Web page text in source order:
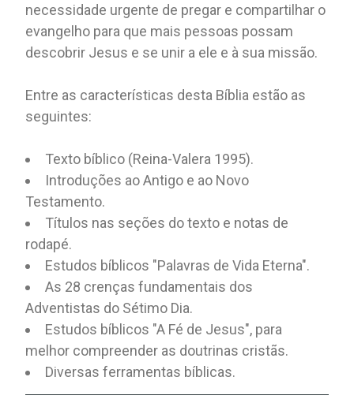
necessidade urgente de pregar e compartilhar o
evangelho para que mais pessoas possam
descobrir Jesus e se unir a ele e à sua missão.
Entre as características desta Bíblia estão as
seguintes:
Texto bíblico (Reina-Valera 1995).
Introduções ao Antigo e ao Novo
Testamento.
Títulos nas seções do texto e notas de
rodapé.
Estudos bíblicos "Palavras de Vida Eterna".
As 28 crenças fundamentais dos
Adventistas do Sétimo Dia.
Estudos bíblicos "A Fé de Jesus", para
melhor compreender as doutrinas cristãs.
Diversas ferramentas bíblicas.